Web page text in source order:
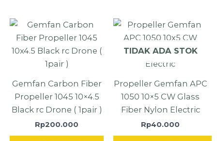
Gemfan Carbon Fiber
Propeller 1045 10×4.5
Black rc Drone ( 1pair )
Rp200.000
TIDAK ADA STOK
Propeller Gemfan APC
1050 10×5 CW Glass
Fiber Nylon Electric
Rp40.000